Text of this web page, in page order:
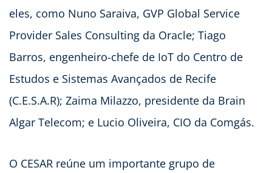
eles, como Nuno Saraiva, GVP Global Service
Provider Sales Consulting da Oracle; Tiago
Barros, engenheiro-chefe de IoT do Centro de
Estudos e Sistemas Avançados de Recife
(C.E.S.A.R); Zaima Milazzo, presidente da Brain
Algar Telecom; e Lucio Oliveira, CIO da Comgás.
O CESAR reúne um importante grupo de